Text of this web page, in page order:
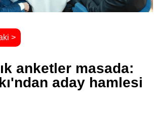
>
anketler masada:
aday hamlesi